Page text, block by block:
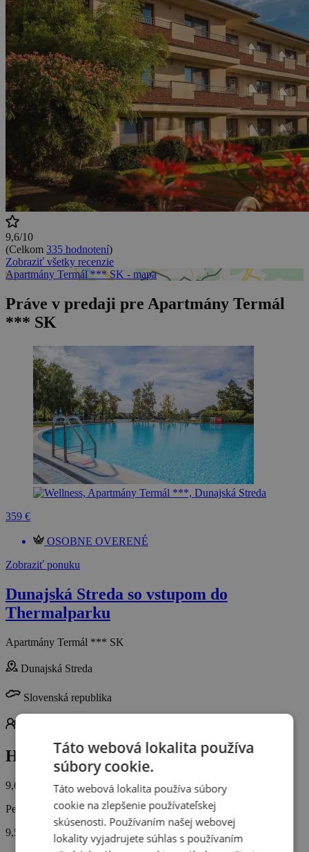
9,6/10
(Celkom 335 hodnotení)
Zobraziť všetky recenzie
Apartmány Termál *** SK - mapa
Práve v predaji pre Apartmány Termál
*** SK
359 €
OSOBNE OVERENÉ
Zobraziť ponuku
Dunajská Streda so vstupom do
Thermalparku
Apartmány Termál *** SK
Dunajská Streda
Slovenská republika
Hodnotenie od zákazníkov
9,6/10
Personál
9,5
Táto webová lokalita používa
súbory cookie.
Táto webová lokalita používa súbory
cookie na zlepšenie používateľskej
skúsenosti. Používaním našej webovej
lokality vyjadrujete súhlas s používaním